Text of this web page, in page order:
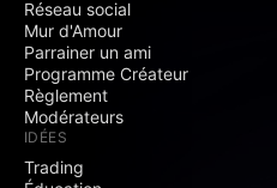
Publier des idées et
des scripts publics
Idées vidéo
Minds
Réseau social
Mur d'Amour
Parrainer un ami
Programme Créateur
Règlement
Modérateurs
IDÉES
Trading